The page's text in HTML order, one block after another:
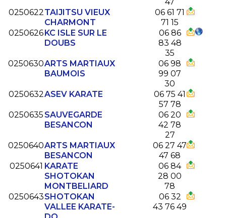
0250622TAIJITSU VIEUX
CHARMONT
06 61 71
71 15
0250626KC ISLE SUR LE
DOUBS
06 86
83 48
35
0250630ARTS MARTIAUX
BAUMOIS
06 98
99 07
30
0250632ASEV KARATE
06 75 41
57 78
0250635 SAUVEGARDE
BESANCON
06 20
42 78
27
0250640ARTS MARTIAUX
BESANCON
06 27 47
47 68
0250641 KARATE
SHOTOKAN
MONTBELIARD
06 84
28 00
78
0250643SHOTOKAN
VALLEE KARATE-
06 32
43 76 49